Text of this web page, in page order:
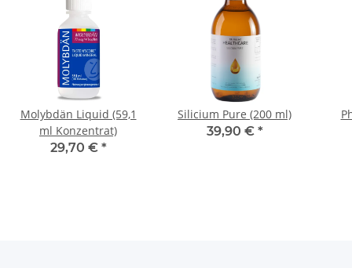
Molybdän Liquid (59,1
ml Konzentrat)
29,70 € *
Silicium Pure (200 ml)
39,90 € *